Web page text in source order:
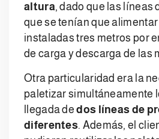
altura, dado que las líneas
que se tenían que
instaladas tres metros por
de carga y descarga de las
Otra particularidad era la
paletizar simultáneamente
llegada dedos líneas de
diferentes. Además, el